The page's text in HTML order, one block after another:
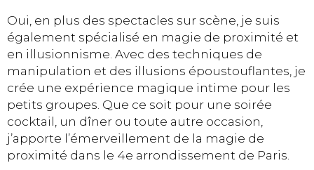
Oui, en plus des spectacles sur scène, je suis
également spécialisé en magie de proximité et
en illusionnisme. Avec des techniques de
manipulation et des illusions époustouflantes, je
crée une expérience magique intime pour les
petits groupes. Que ce soit pour une soirée
cocktail, un dîner ou toute autre occasion,
j’apporte l’émerveillement de la magie de
proximité dans le 4e arrondissement de Paris.